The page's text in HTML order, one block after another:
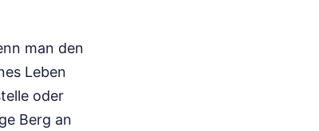
man den
Leben
oder
Berg an